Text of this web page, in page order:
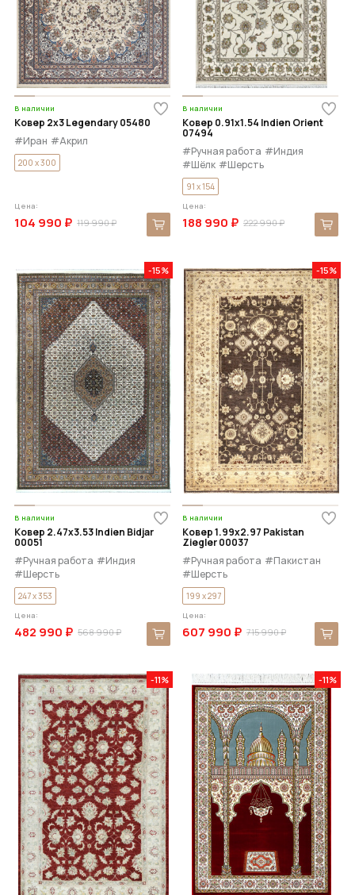
В наличии
Ковер 2x3 Legendary 05480
#Иран #Акрил
200 x 300
Цена:
119 990 ₽
104 990 ₽
В наличии
Ковер 0.91x1.54 Indien Orient
07494
#Ручная работа #Индия
#Шёлк #Шерсть
91 x 154
Цена:
222 990 ₽
188 990 ₽
-15%
В наличии
Ковер 2.47x3.53 Indien Bidjar
00051
#Ручная работа #Индия
#Шерсть
247 x 353
Цена:
568 990 ₽
482 990 ₽
-15%
В наличии
Ковер 1.99x2.97 Pakistan
Ziegler 00037
#Ручная работа #Пакистан
#Шерсть
199 x 297
Цена:
715 990 ₽
607 990 ₽
-11% -11%